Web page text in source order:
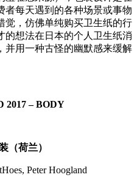
者每天遇到的各种场景或事物
觉，仿佛单纯购买卫生纸的行
的想法在日本的个人卫生纸消
并用一种古怪的幽默感来缓解
2017 – BODY
（荷兰）
Peter Hoogland